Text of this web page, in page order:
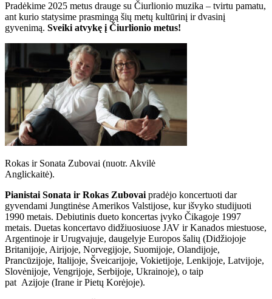
Pradėkime 2025 metus drauge su Čiurlionio muzika – tvirtu pamatu,
ant kurio statysime prasmingą šių metų kultūrinį ir dvasinį
gyvenimą. Sveiki atvykę į Čiurlionio metus!
Rokas ir Sonata Zubovai (nuotr. Akvilė
Anglickaitė).
Pianistai Sonata ir Rokas Zubovai pradėjo koncertuoti dar
gyvendami Jungtinėse Amerikos Valstijose, kur išvyko studijuoti
1990 metais. Debiutinis dueto koncertas įvyko Čikagoje 1997
metais. Duetas koncertavo didžiuosiuose JAV ir Kanados miestuose,
Argentinoje ir Urugvajuje, daugelyje Europos šalių (Didžiojoje
Britanijoje, Airijoje, Norvegijoje, Suomijoje, Olandijoje,
Prancūzijoje, Italijoje, Šveicarijoje, Vokietijoje, Lenkijoje, Latvijoje,
Slovėnijoje, Vengrijoje, Serbijoje, Ukrainoje), o taip
pat Azijoje (Irane ir Pietų Korėjoje).